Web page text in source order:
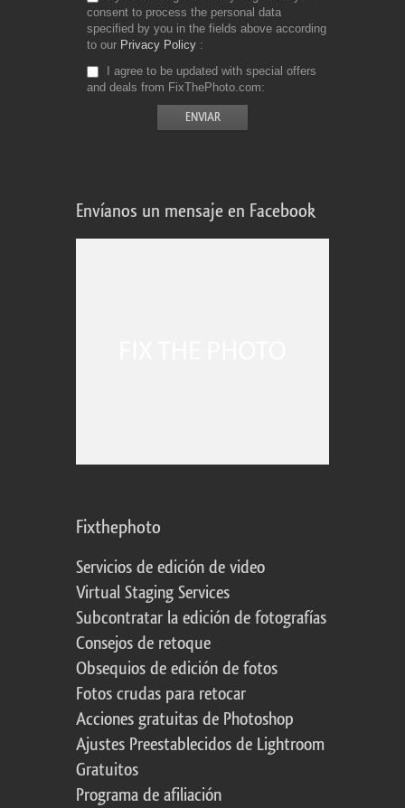
consent to process the personal data
specified by you in the fields above according
to our Privacy Policy
I agree to be updated with special offers
and deals from FixThePhoto.com
Envíanos un mensaje en Facebook
Fixthephoto
Servicios de edición de video
Virtual Staging Services
Subcontratar la edición de fotografías
Consejos de retoque
Obsequios de edición de fotos
Fotos crudas para retocar
Acciones gratuitas de Photoshop
Ajustes Preestablecidos de Lightroom
Gratuitos
Programa de afiliación